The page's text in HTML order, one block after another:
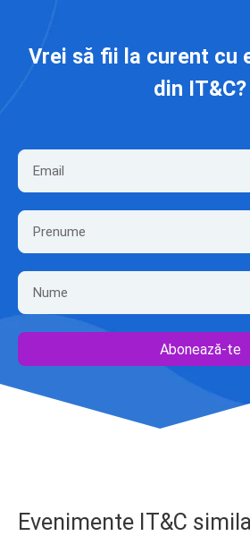
Vrei să fii la curent cu
din IT&C?
Abonează-te
Evenimente IT&C